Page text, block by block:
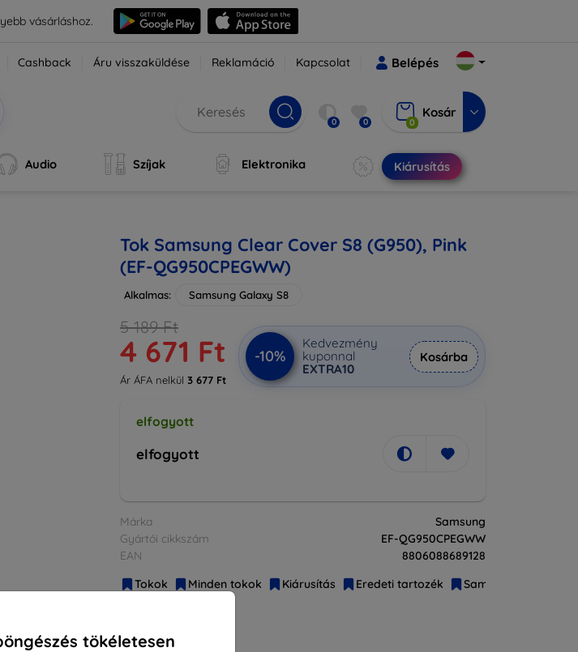
vásárláshoz.
tökéletesen
Cashback Áru visszaküldése Reklamáció Kapcsolat Belépés
0 0 0
Kosár
Audio Szíjak Elektronika Kiárusítás
Tok Samsung Clear Cover S8 (G950), Pink
(EF-QG950CPEGWW)
Alkalmas: Samsung Galaxy S8
5 189 Ft
4 671 Ft
Ár ÁFA nelkül 3 677 Ft
-10%
Kedvezmény
kuponnal
EXTRA10
Kosárba
elfogyott
elfogyott
Márka
Samsung
Gyártói cikkszám
EF-QG950CPEGWW
EAN
8806088689128
Tokok
Minden tokok Kiárusítás Eredeti tartozék Samsung